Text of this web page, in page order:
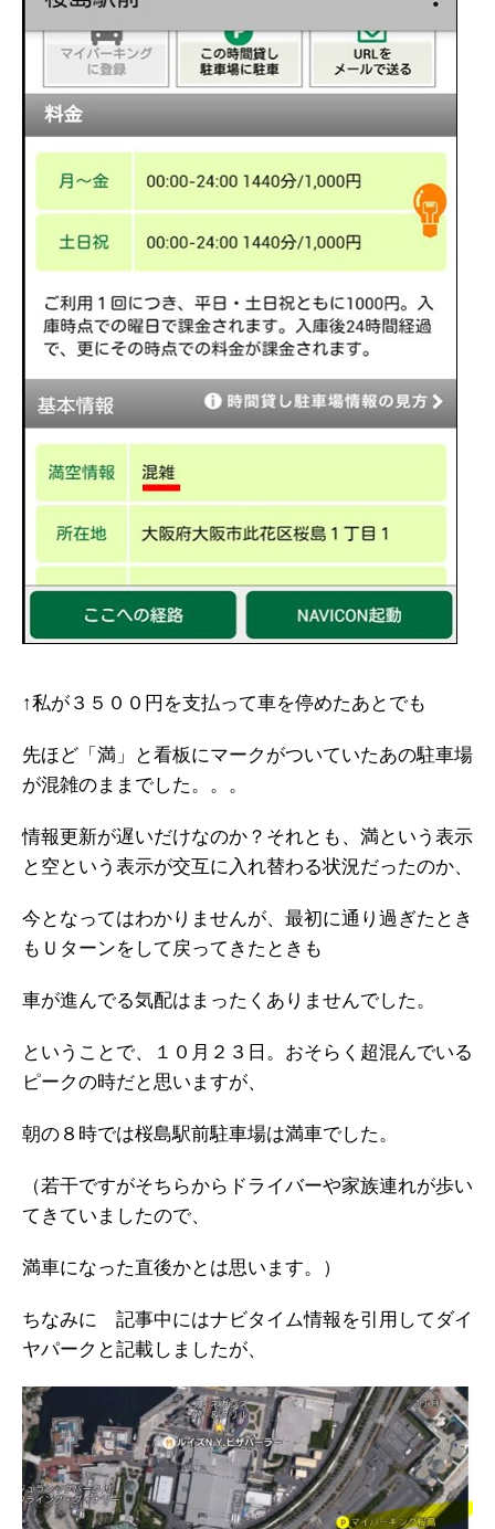
↑私が３５００円を支払って車を停めたあとでも
先ほど「満」と看板にマークがついていたあの駐車場
が混雑のままでした。。。
情報更新が遅いだけなのか？それとも、満という表示
と空という表示が交互に入れ替わる状況だったのか、
今となってはわかりませんが、最初に通り過ぎたとき
もＵターンをして戻ってきたときも
車が進んでる気配はまったくありませんでした。
ということで、１０月２３日。おそらく超混んでいる
ピークの時だと思いますが、
朝の８時では桜島駅前駐車場は満車でした。
（若干ですがそちらからドライバーや家族連れが歩い
てきていましたので、
満車になった直後かとは思います。）
ちなみに 記事中にはナビタイム情報を引用してダイ
ヤパークと記載しましたが、